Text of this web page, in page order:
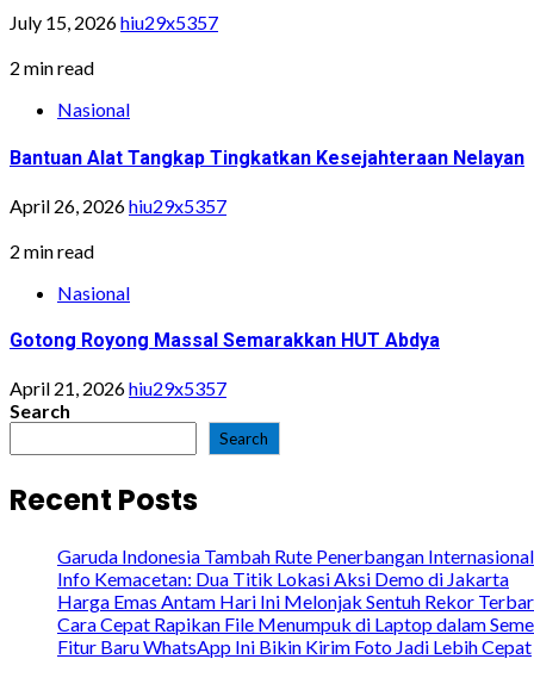
July 15, 2026hiu29x5357
2 min read
Nasional
Bantuan Alat Tangkap Tingkatkan Kesejahteraan Nelayan
April 26, 2026hiu29x5357
2 min read
Nasional
Gotong Royong Massal Semarakkan HUT Abdya
April 21, 2026hiu29x5357
Search
Search
Recent Posts
Garuda Indonesia Tambah Rute Penerbangan Internasional
Info Kemacetan: Dua Titik Lokasi Aksi Demo di Jakarta
Harga Emas Antam Hari Ini Melonjak Sentuh Rekor
Cara Cepat Rapikan File Menumpuk di Laptop dalam
Fitur Baru WhatsApp Ini Bikin Kirim Foto Jadi Lebih Cepat